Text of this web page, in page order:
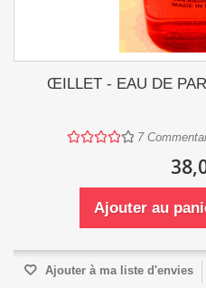
ŒILLET - EAU DE
7
Ajouter au
Ajouter à ma liste d'envies